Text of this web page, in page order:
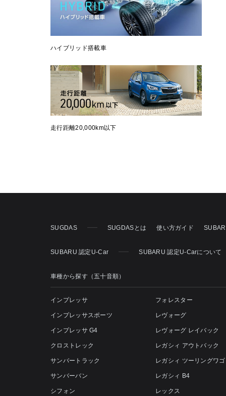
ハイブリッド搭載車
走行距離20,000km以下
SUGDAS SUGDASとは 使い方ガイド
SUBARU 認定U-Car SUBARU 認定U-Carについて
車種から探す（五十音順）
インプレッサ
インプレッサスポーツ
インプレッサ G4
クロストレック
サンバートラック
サンバーバン
シフォン
フォレスター
レヴォーグ
レヴォーグ レイバック
レガシィ アウトバック
レガシィ ツーリングワ
レガシィ B4
レックス